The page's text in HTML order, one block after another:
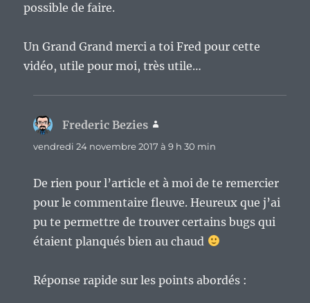
possible de faire.
Un Grand Grand merci a toi Fred pour cette
vidéo, utile pour moi, très utile…
Frederic Bezies
vendredi 24 novembre 2017 à 9 h 30 min
De rien pour l’article et à moi de te remercier
pour le commentaire fleuve. Heureux que j’ai
pu te permettre de trouver certains bugs qui
étaient planqués bien au chaud
Réponse rapide sur les points abordés :